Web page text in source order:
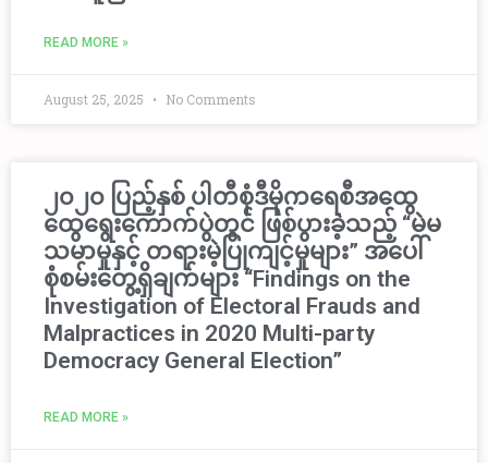
READ MORE »
August 25, 2025 No Comments
၂၀၂၀ ပြည့်နှစ် ပါတီစုံဒီမိုက​​ရေစီအ​​ထွေ
ထွေ​ရွေး​ကောက်ပွဲတွင် ဖြစ်ပွားခဲ့သည့် “မဲမ
သမာမှုနှင့် တရားမဲ့ပြုကျင့်မှုများ” အပေါ်
စုံစမ်းတွေ့ရှိချက်များ “Findings on the
Investigation of Electoral Frauds and
Malpractices in 2020 Multi-party
Democracy General Election”
READ MORE »